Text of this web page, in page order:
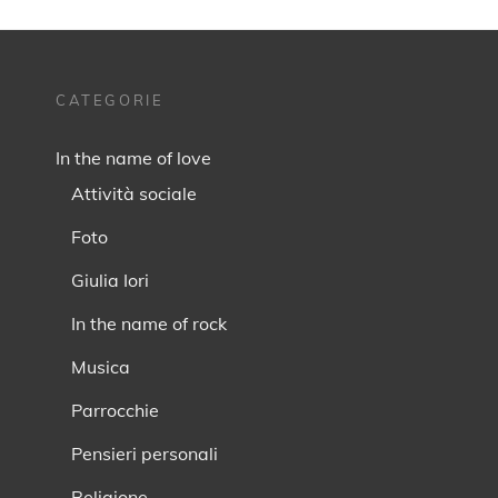
CATEGORIE
In the name of love
Attività sociale
Foto
Giulia Iori
In the name of rock
Musica
Parrocchie
Pensieri personali